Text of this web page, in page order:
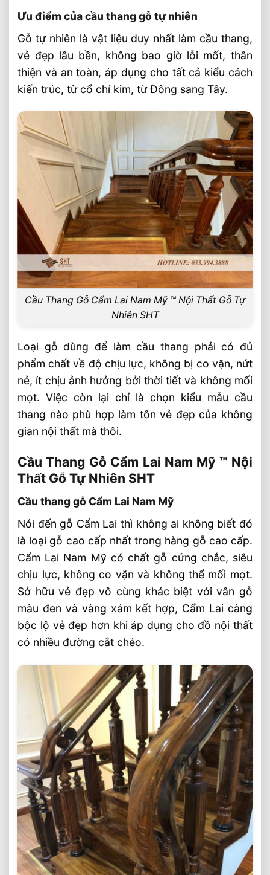
Nội Thất Gỗ Tự Nhiên Cao Cấp 2026 ⭐️ Tư
Hoàn Thiện Cửa, Cầu Thang, Nội Thất Tại
Geleximco Hà Nội
Cầu Thang Vuông Lim Nam Phi ⭐️ 10
Phiên Bản Hiện Đại SHT
Cầu Thang Lim Nam Phi Chữ L ⭐️ Những
Mẫu Hiện Đại
Nghiệm Thu Nội Thất Biệt Thự 4 Tầng
900m2 Ba Đình, Hà Nội
Thi Công Nội Thất Nhà Thờ Họ Ý Yên
Nam Định Gỗ Lim, Gõ Đỏ
Thi Công Cầu Thang Gỗ Lim Nam Phi
Shophouse Hà Đông
Ưu điểm của cầu thang gỗ tự nhiên
Gỗ tự nhiên là vật liệu duy nhất làm cầu thang,
vẻ đẹp lâu bền, không bao giờ lỗi mốt, thân
thiện và an toàn, áp dụng cho tất cả kiểu cách
kiến trúc, từ cổ chí kim, từ Đông sang Tây.
Cầu Thang Gỗ Cẩm Lai Nam Mỹ ™ Nội Thất Gỗ Tự
Nhiên SHT
Loại gỗ dùng để làm cầu thang phải có đủ
phẩm chất về độ chịu lực, không bị co vặn, nứt
nẻ, ít chịu ảnh hưởng bởi thời tiết và không mối
mọt. Việc còn lại chỉ là chọn kiểu mẫu cầu
thang nào phù hợp làm tôn vẻ đẹp của không
gian nội thất mà thôi.
Cầu Thang Gỗ Cẩm Lai Nam Mỹ ™ Nội
Thất Gỗ Tự Nhiên SHT
Cầu thang gỗ Cẩm Lai Nam Mỹ
Nói đến gỗ Cẩm Lai thì không ai không biết đó
là loại gỗ cao cấp nhất trong hàng gỗ cao cấp.
Cẩm Lai Nam Mỹ có chất gỗ cứng chắc, siêu
chịu lực, không co vặn và không thể mối mọt.
Sở hữu vẻ đẹp vô cùng khác biệt với vân gỗ
màu đen và vàng xám kết hợp, Cẩm Lai càng
bộc lộ vẻ đẹp hơn khi áp dụng cho đồ nội thất
có nhiều đường cắt chéo.